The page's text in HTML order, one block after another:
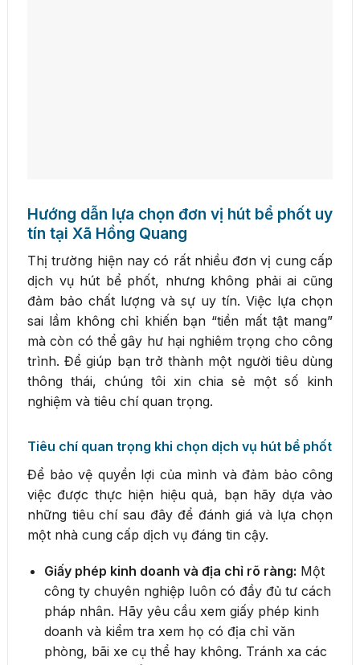
Hướng dẫn lựa chọn đơn vị hút bể phốt uy
tín tại Xã Hồng Quang
Thị trường hiện nay có rất nhiều đơn vị cung cấp
dịch vụ hút bể phốt, nhưng không phải ai cũng
đảm bảo chất lượng và sự uy tín. Việc lựa chọn
sai lầm không chỉ khiến bạn “tiền mất tật mang”
mà còn có thể gây hư hại nghiêm trọng cho công
trình. Để giúp bạn trở thành một người tiêu dùng
thông thái, chúng tôi xin chia sẻ một số kinh
nghiệm và tiêu chí quan trọng.
Tiêu chí quan trọng khi chọn dịch vụ hút bể phốt
Để bảo vệ quyền lợi của mình và đảm bảo công
việc được thực hiện hiệu quả, bạn hãy dựa vào
những tiêu chí sau đây để đánh giá và lựa chọn
một nhà cung cấp dịch vụ đáng tin cậy.
Giấy phép kinh doanh và địa chỉ rõ ràng: Một
công ty chuyên nghiệp luôn có đầy đủ tư cách
pháp nhân. Hãy yêu cầu xem giấy phép kinh
doanh và kiểm tra xem họ có địa chỉ văn
phòng, bãi xe cụ thể hay không. Tránh xa các